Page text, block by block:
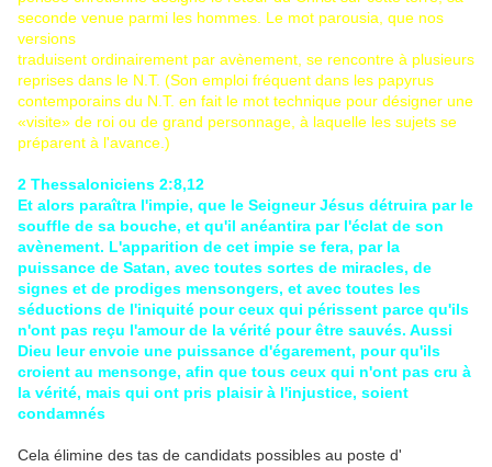
seconde venue parmi les hommes. Le mot parousia, que nos
versions
traduisent ordinairement par avènement, se rencontre à plusieurs
reprises dans le N.T. (Son emploi fréquent dans les papyrus
contemporains du N.T. en fait le mot technique pour désigner une
«visite» de roi ou de grand personnage, à laquelle les sujets se
préparent à l'avance.)
2 Thessaloniciens 2:8,12
Et alors paraîtra l'impie, que le Seigneur Jésus détruira par le
souffle de sa bouche, et qu'il anéantira par l'éclat de son
avènement. L'apparition de cet impie se fera, par la
puissance de Satan, avec toutes sortes de miracles, de
signes et de prodiges mensongers, et avec toutes les
séductions de l'iniquité pour ceux qui périssent parce qu'ils
n'ont pas reçu l'amour de la vérité pour être sauvés. Aussi
Dieu leur envoie une puissance d'égarement, pour qu'ils
croient au mensonge, afin que tous ceux qui n'ont pas cru à
la vérité, mais qui ont pris plaisir à l'injustice, soient
condamnés
Cela élimine des tas de candidats possibles au poste d'